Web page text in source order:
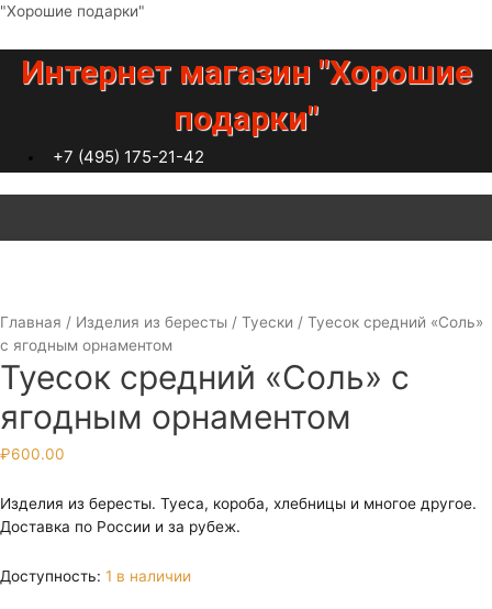
Перейти
"Хорошие подарки"
Интернет магазин "Хорошие
подарки"
+7 (495) 175-21-42
Главная / Изделия из бересты / Туески / Туесок средний «Соль»
с ягодным орнаментом
Туесок средний «Соль» с
ягодным орнаментом
₽600.00
Изделия из бересты. Туеса, короба, хлебницы и многое другое.
Доставка по России и за рубеж.
Доступность: 1 в наличии